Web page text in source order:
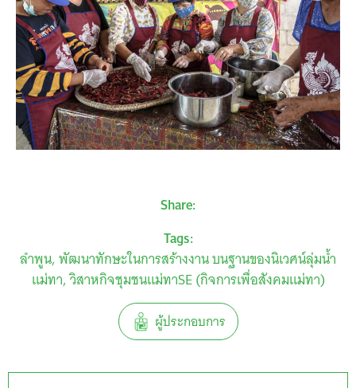
Share:
Tags:
ลำพูน พัฒนาทักษะในการสร้างงาน บนฐานของนิเวศน์ลุ่มน้ำ
แม่ทา วิสาหกิจชุมชนแม่ทาSE (กิจการเพื่อสังคมแม่ทา)
ผู้ประกอบการ